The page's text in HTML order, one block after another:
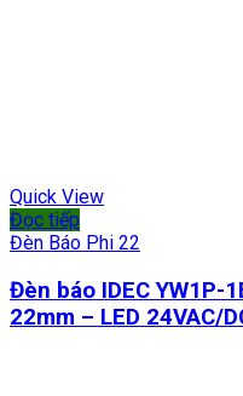
Quick View
Đọc tiếp
Đèn Báo Phi 22
Đèn báo IDEC YW1P-
22mm – LED 24VAC/